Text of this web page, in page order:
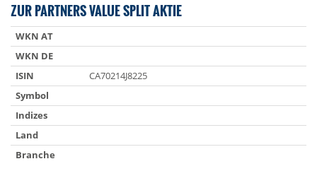
ZUR PARTNERS VALUE SPLIT AKTIE
WKN AT
WKN DE
ISIN
CA70214J8225
Symbol
Indizes
Land
Branche